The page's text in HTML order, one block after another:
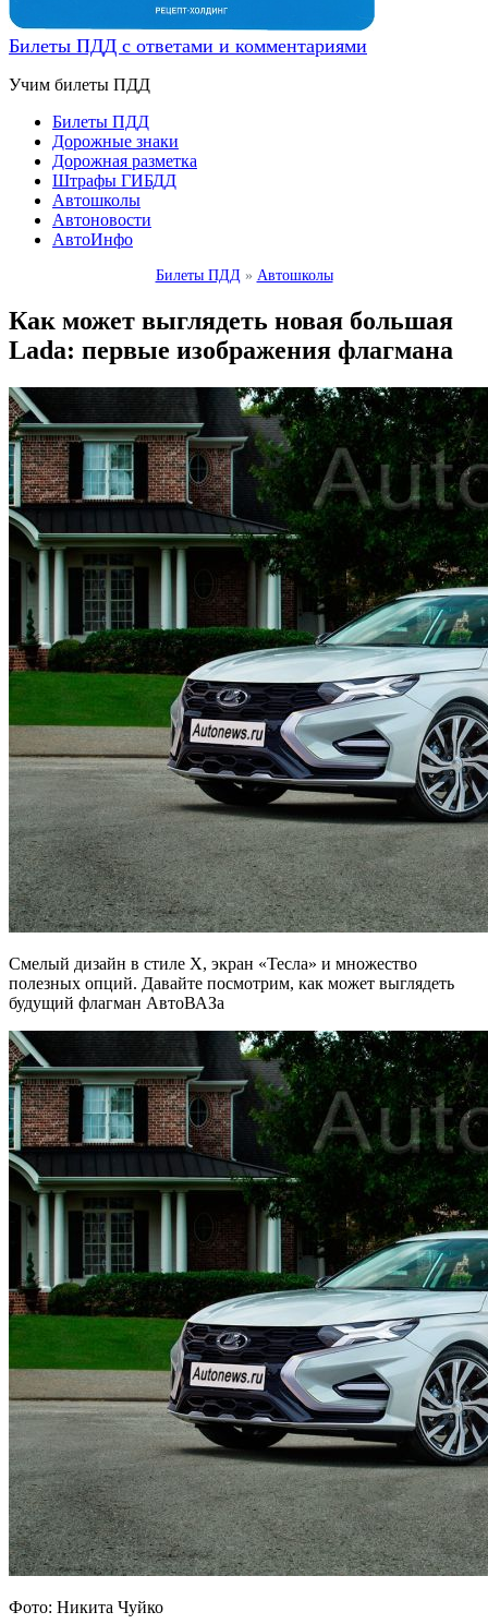
Билеты ПДД с ответами и комментариями
Учим билеты ПДД
Билеты ПДД
Дорожные знаки
Дорожная разметка
Штрафы ГИБДД
Автошколы
Автоновости
АвтоИнфо
Билеты ПДД » Автошколы
Как может выглядеть новая большая
Lada: первые изображения флагмана
Смелый дизайн в стиле X, экран «Тесла» и множество
полезных опций. Давайте посмотрим, как может выглядеть
будущий флагман АвтоВАЗа
Фото: Никита Чуйко